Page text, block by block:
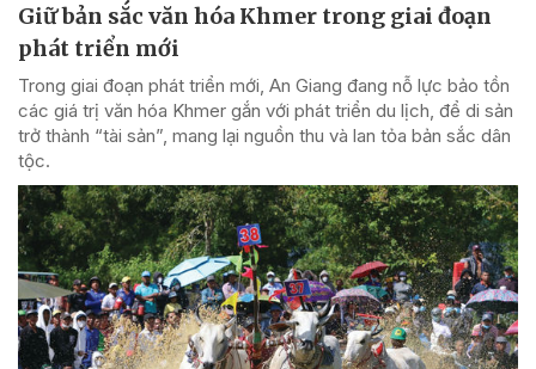
Giữ bản sắc văn hóa Khmer trong giai đoạn
phát triển mới
Trong giai đoạn phát triển mới, An Giang đang nỗ lực bảo tồn
các giá trị văn hóa Khmer gắn với phát triển du lịch, để di sản
trở thành “tài sản”, mang lại nguồn thu và lan tỏa bản sắc dân
tộc.